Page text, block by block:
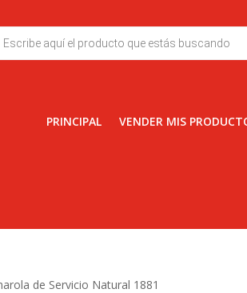
PRINCIPAL VENDER MIS
de Servicio Natural 1881